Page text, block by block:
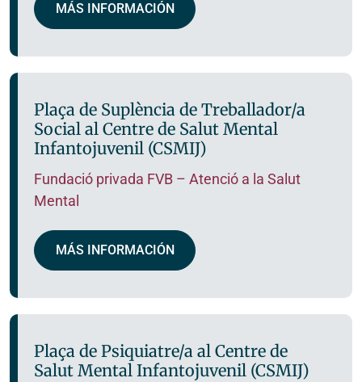
MÁS INFORMACIÓN
Plaça de Suplència de Treballador/a
Social al Centre de Salut Mental
Infantojuvenil (CSMIJ)
Fundació privada FVB – Atenció a la Salut
Mental
MÁS INFORMACIÓN
Plaça de Psiquiatre/a al Centre de
Salut Mental Infantojuvenil (CSMIJ)